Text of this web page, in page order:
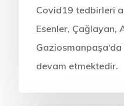
Covid19 tedbirleri
Esenler, Çağlayan,
devam etmektedir.